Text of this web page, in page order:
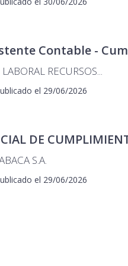
Contable -
RECURSOS...
el 29/06/2026
DE
S.A.
el 29/06/2026